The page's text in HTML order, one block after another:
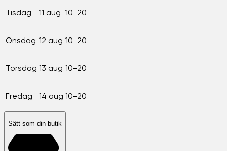
Tisdag 11 aug 10-20
Onsdag 12 aug 10-20
Torsdag 13 aug 10-20
Fredag 14 aug 10-20
Sätt som din butik